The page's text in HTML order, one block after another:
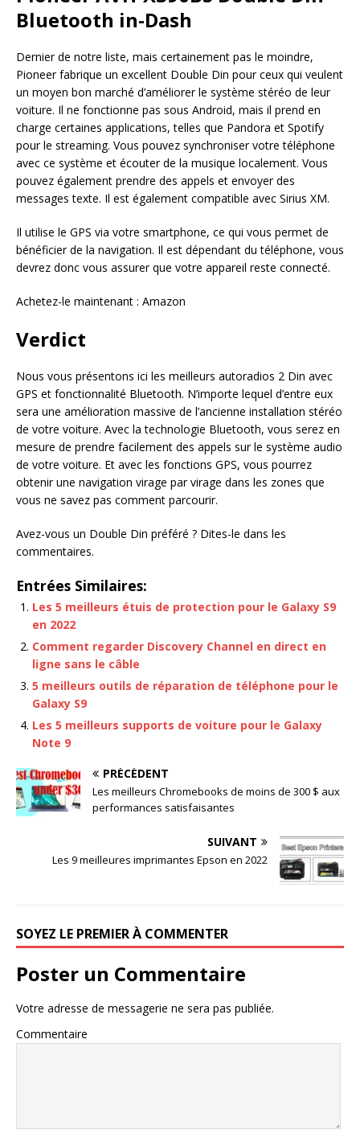
Bluetooth in-Dash
Dernier de notre liste, mais certainement pas le moindre,
Pioneer fabrique un excellent Double Din pour ceux qui veulent
un moyen bon marché d’améliorer le système stéréo de leur
voiture. Il ne fonctionne pas sous Android, mais il prend en
charge certaines applications, telles que Pandora et Spotify
pour le streaming. Vous pouvez synchroniser votre téléphone
avec ce système et écouter de la musique localement. Vous
pouvez également prendre des appels et envoyer des
messages texte. Il est également compatible avec Sirius XM.
Il utilise le GPS via votre smartphone, ce qui vous permet de
bénéficier de la navigation. Il est dépendant du téléphone, vous
devrez donc vous assurer que votre appareil reste connecté.
Achetez-le maintenant : Amazon
Verdict
Nous vous présentons ici les meilleurs autoradios 2 Din avec
GPS et fonctionnalité Bluetooth. N’importe lequel d’entre eux
sera une amélioration massive de l’ancienne installation stéréo
de votre voiture. Avec la technologie Bluetooth, vous serez en
mesure de prendre facilement des appels sur le système audio
de votre voiture. Et avec les fonctions GPS, vous pourrez
obtenir une navigation virage par virage dans les zones que
vous ne savez pas comment parcourir.
Avez-vous un Double Din préféré ? Dites-le dans les
commentaires.
Entrées Similaires:
Les 5 meilleurs étuis de protection pour le Galaxy S9
en 2022
Comment regarder Discovery Channel en direct en
ligne sans le câble
5 meilleurs outils de réparation de téléphone pour le
Galaxy S9
Les 5 meilleurs supports de voiture pour le Galaxy
Note 9
PRÉCÉDENT
Les meilleurs Chromebooks de moins de 300 $ aux
performances satisfaisantes
SUIVANT
Les 9 meilleures imprimantes Epson en 2022
SOYEZ LE PREMIER À COMMENTER
Poster un Commentaire
Votre adresse de messagerie ne sera pas publiée.
Commentaire